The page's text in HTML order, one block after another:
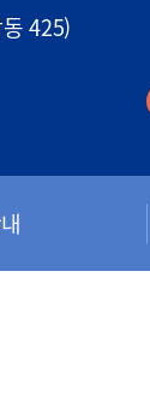
425)